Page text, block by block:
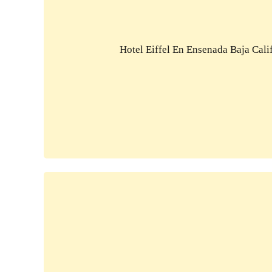
Hotel Eiffel En Ensenada Baja